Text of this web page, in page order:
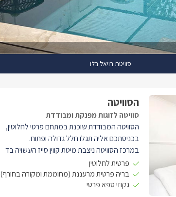
סוויטת רויאל בלו
הסוויטה
סוויטה לזוגות מפנקת ומבודדת
הסוויטה המבודדת שוכנת במתחם פרטי לחלוטין,
בכניסתכם אליה תגלו חלל גדולה ופתוח.
במרכז הסוויטה ניצבת מיטת קווין סייז העשויה בד
קטיפה ורגלי זהב וזכוכית. היא מוצעת מצעים לבנים
ורכים. למולה ניצב סלון ישיבה עם צמד כורסאות
יחיד בגוון כחול רויאל מלכותי ומרשים, ולצידן ספת
פרטית לחלוטין
בריה פרטית מרעננת (מחוממת ומקורה בחורף)
גקוזי ספא פרטי